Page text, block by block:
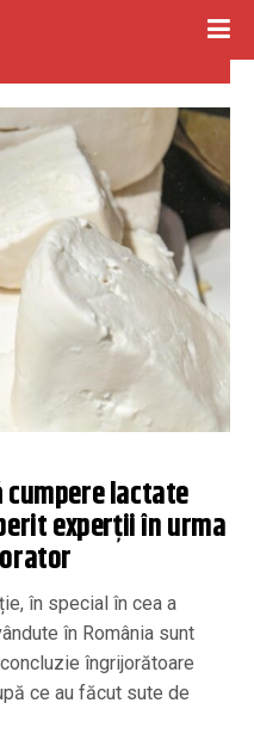
cumpere lactate
experții în urma
în special în cea a
în România sunt
îngrijorătoare
ce au făcut sute de